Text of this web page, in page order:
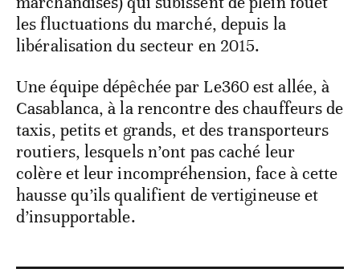
les fluctuations du marché, depuis la
libéralisation du secteur en 2015.
Une équipe dépêchée par Le360 est allée, à
Casablanca, à la rencontre des chauffeurs de
taxis, petits et grands, et des transporteurs
routiers, lesquels n’ont pas caché leur
colère et leur incompréhension, face à cette
hausse qu’ils qualifient de vertigineuse et
d’insupportable.